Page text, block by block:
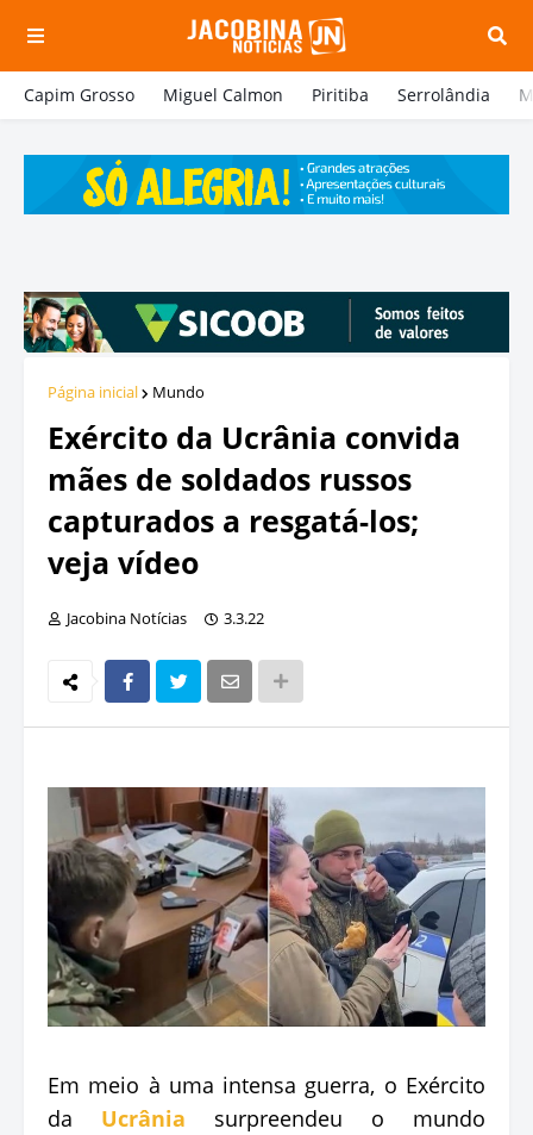
Capim Grosso Miguel Calmon Piritiba Serrolândia
Página inicial Mundo
Exército da Ucrânia convida
mães de soldados russos
capturados a resgatá-los;
veja vídeo
Jacobina Notícias 3.3.22
Em meio à uma intensa guerra, o Exército
da Ucrânia surpreendeu o mundo